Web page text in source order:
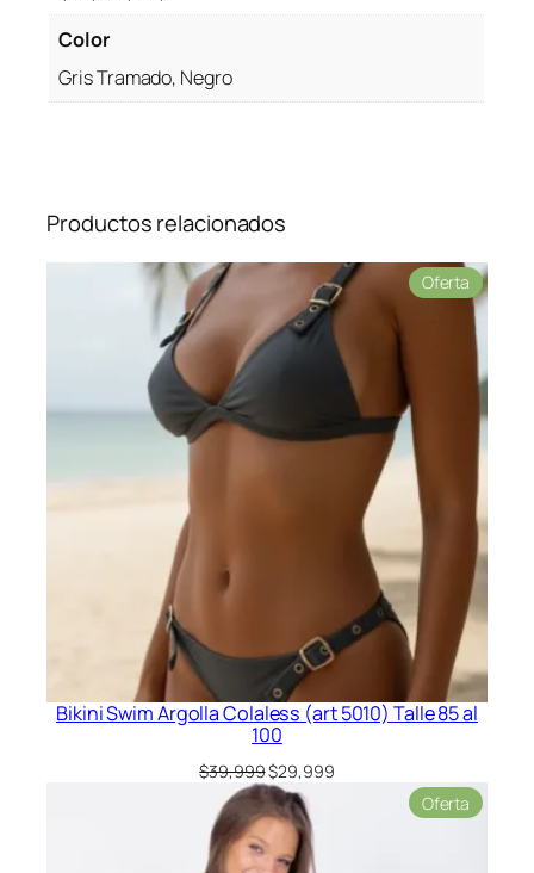
Color
Gris Tramado, Negro
Productos relacionados
Oferta
en
oferta
Bikini Swim Argolla Colaless (art 5010) Talle 85 al
100
$39,999El
precio
original
era:
$39,999.
$29,999El
Oferta
en